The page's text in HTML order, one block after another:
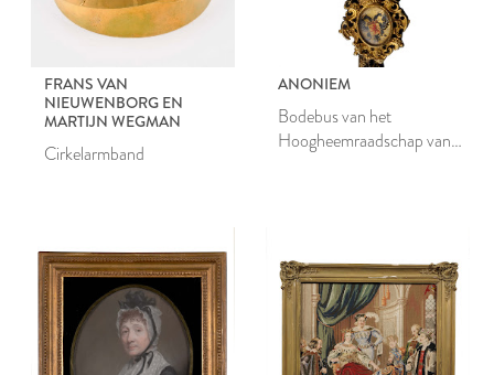
FRANS VAN
NIEUWENBORG EN
MARTIJN WEGMAN
Cirkelarmband
ANONIEM
Bodebus van het
Hoogheemraadschap van